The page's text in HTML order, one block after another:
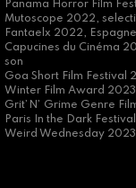
Panama Horror Film
Mutoscope 2022,
Fantaelx 2022,
Capucines du Cinéma
son
Goa Short Film Festival
Winter Film Award
Grit’N’ Grime Genre
Paris In the Dark
Weird Wednesday